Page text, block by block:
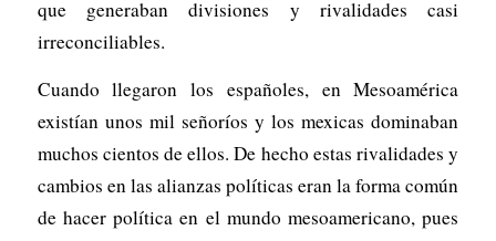
que generaban divisiones y rivalidades casi
irreconciliables.
Cuando llegaron los españoles, en Mesoamérica
existían unos mil señoríos y los mexicas dominaban
muchos cientos de ellos. De hecho estas rivalidades y
cambios en las alianzas políticas eran la forma común
de hacer política en el mundo mesoamericano, pues